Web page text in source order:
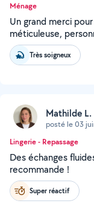
Ménage
Un grand merci
méticuleuse,
Très soigneux
Mathilde L.
posté le 03
Lingerie - Repassage
Des échanges
recommande !
Super réactif